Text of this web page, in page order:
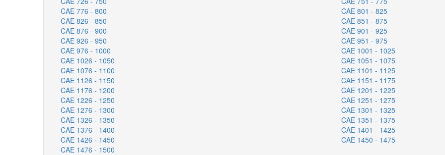
CAE 776 - 800
CAE 801 - 825
CAE 826 - 850
CAE 851 - 875
CAE 876 - 900
CAE 901 - 925
CAE 926 - 950
CAE 951 - 975
CAE 976 - 1000
CAE 1001 - 1025
CAE 1026 - 1050
CAE 1051 - 1075
CAE 1076 - 1100
CAE 1101 - 1125
CAE 1126 - 1150
CAE 1151 - 1175
CAE 1176 - 1200
CAE 1201 - 1225
CAE 1226 - 1250
CAE 1251 - 1275
CAE 1276 - 1300
CAE 1301 - 1325
CAE 1326 - 1350
CAE 1351 - 1375
CAE 1376 - 1400
CAE 1401 - 1425
CAE 1426 - 1450
CAE 1450 - 1475
CAE 1476 - 1500